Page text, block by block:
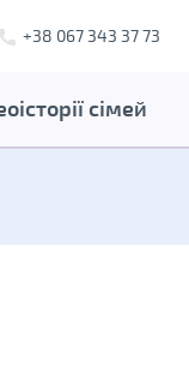
+38 067 343 37 73
сімей